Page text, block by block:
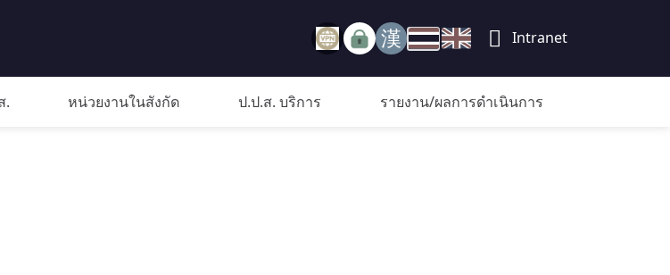
Intranet
. หน่วยงานในสังกัด ป.ป.ส. บริการ รายงาน/ผลการดำเนินการ